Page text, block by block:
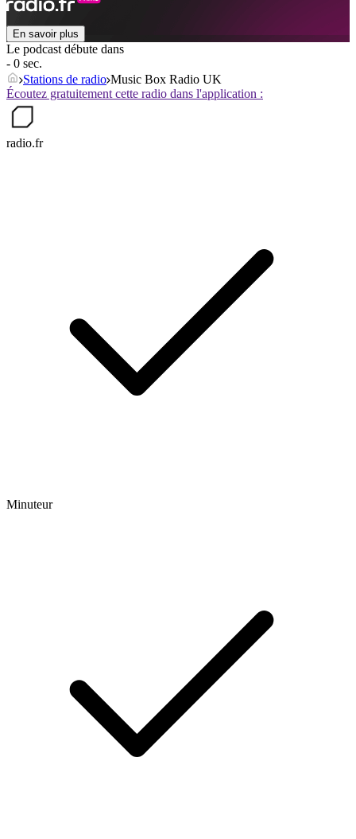
En savoir plus
Le podcast débute dans
- 0 sec.
Stations de radio Music Box Radio UK
Écoutez gratuitement cette radio dans l'application :
radio.fr
Minuteur